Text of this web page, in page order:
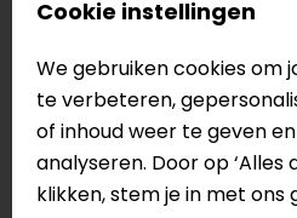
SW-Motech
TRAX ALUMINIUM FLES
Cookie instellingen
We gebruiken cookies om
te verbeteren,
of inhoud weer te geven
analyseren. Door op ‘Alles
klikken, stem je in met ons